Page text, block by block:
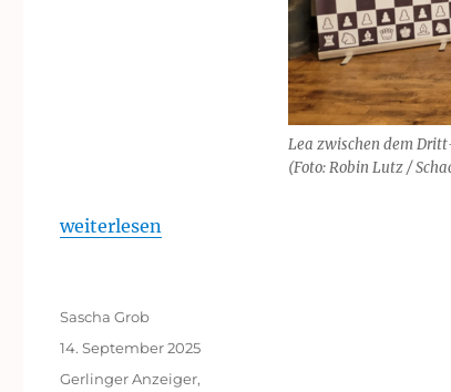
Lea zwischen dem
(Foto: Robin Lutz /
„WAM-Finale 2025 in Nürtingen“
weiterlesen
Autor
Sascha Grob
Veröffentlicht
14. September 2025
Kategorien
Gerlinger Anzeiger,